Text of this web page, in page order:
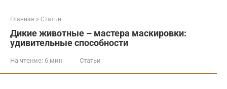
Главная » Статьи
Дикие животные – мастера маскировки:
удивительные способности
На чтение: 6 мин Статьи